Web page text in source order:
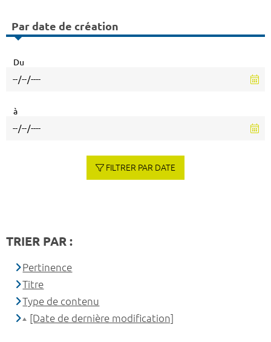
Par date de création
Du
à
FILTRER PAR DATE
TRIER PAR :
Pertinence
Titre
Type de contenu
[Date de dernière modification]